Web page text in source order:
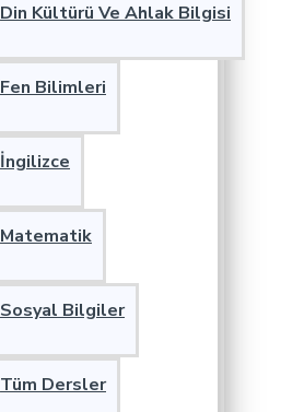
Din Kültürü Ve Ahlak Bilgisi
Fen Bilimleri
İngilizce
Matematik
Sosyal Bilgiler
Tüm Dersler